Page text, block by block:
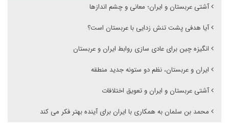
آشتی عربستان و ایران؛ معانی و چشم اندازها
آیا هدفی پشت تنش زدایی با عربستان است؟
انگیزه چین برای عادی سازی روابط ایران و عربستان
ایران و عربستان، نظم دو ستونه جدید منطقه
آشتی عربستان و ایران و تعویق اختلافات
محمد بن سلمان به همکاری با ایران برای آینده بهتر فکر می کند